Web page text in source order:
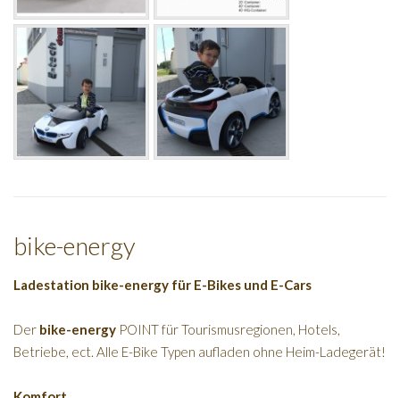
bike-energy
Ladestation bike-energy für E-Bikes und E-Cars
Der bike-energy POINT für Tourismusregionen, Hotels,
Betriebe, ect. Alle E-Bike Typen aufladen ohne Heim-Ladegerät!